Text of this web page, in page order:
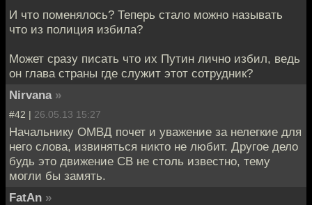
И что поменялось? Теперь стало можно называть
что из полиция избила?
Может сразу писать что их Путин лично избил, ведь
он глава страны где служит этот сотрудник?
Nirvana »
#42 | 26.05.13 15:27
Начальнику ОМВД почет и уважение за нелегкие для
него слова, извиняться никто не любит. Другое дело
будь это движение СВ не столь известно, тему
могли бы замять.
FatAn »